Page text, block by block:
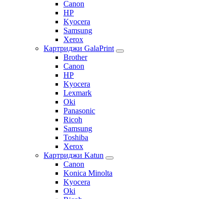
Canon
HP
Kyocera
Samsung
Xerox
Картриджи GalaPrint
Brother
Canon
HP
Kyocera
Lexmark
Oki
Panasonic
Ricoh
Samsung
Toshiba
Xerox
Картриджи Katun
Canon
Konica Minolta
Kyocera
Oki